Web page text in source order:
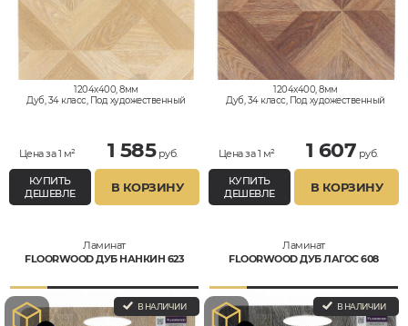
1204x400, 8мм
Дуб, 34 класс, Под художественный
Цена за 1 м² 1 585руб.
КУПИТЬ
ДЕШЕВЛЕ
В КОРЗИНУ
1204x400, 8мм
Дуб, 34 класс, Под художественный
Цена за 1 м² 1 607 руб.
КУПИТЬ
ДЕШЕВЛЕ
В КОРЗИНУ
Ламинат
FLOORWOOD ДУБ НАНКИН 623
В НАЛИЧИИ
Ламинат
FLOORWOOD ДУБ ЛАГОС 608
В НАЛИЧИИ